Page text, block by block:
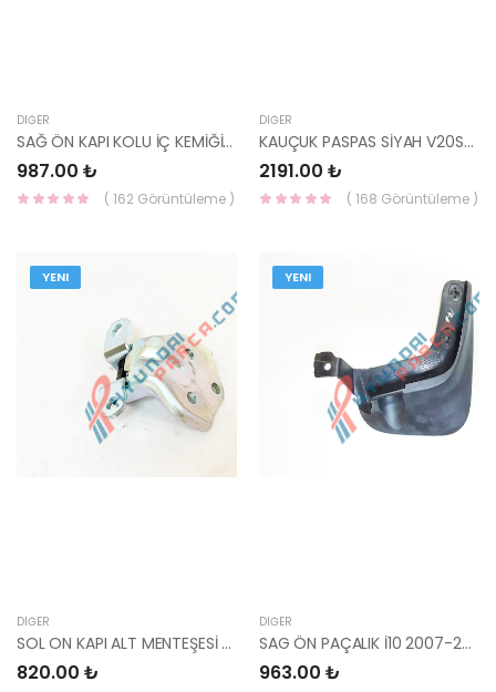
DIĞER
SAĞ ÖN KAPI KOLU İÇ KEMİĞİ CERATO 2016- 82665-A7001-HMC
987.00 ₺
( 162 Görüntüleme )
DIĞER
KAUÇUK PASPAS SİYAH V20STRS-HMC
2191.00 ₺
( 168 Görüntüleme )
YENI
DIĞER
SOL ON KAPI ALT MENTEŞESİ GETZ 79315-1C000-HMC
820.00 ₺
YENI
DIĞER
SAG ÖN PAÇALIK İ10 2007-2011 86832-0X000-HMC
963.00 ₺